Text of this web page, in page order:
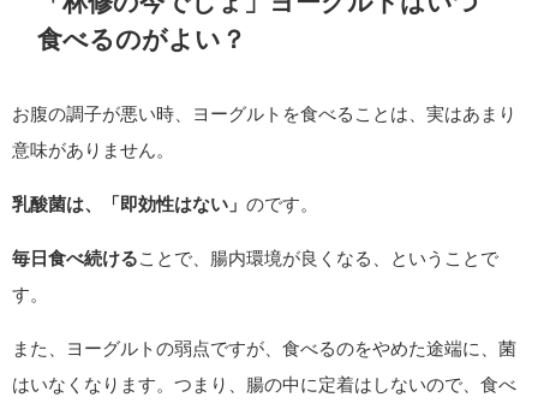
食べるのがよい？
お腹の調子が悪い時、ヨーグルトを食べることは、実はあまり
意味がありません。
乳酸菌は、「即効性はない」 のです。
毎日食べ続ける ことで、腸内環境が良くなる、ということで
す。
また、ヨーグルトの弱点ですが、食べるのをやめた途端に、菌
はいなくなります。つまり、腸の中に定着はしないので、食べ